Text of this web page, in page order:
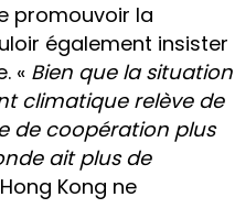
promouvoir la
également insister
« Bien que la situation
climatique relève de
de coopération plus
ait plus de
Kong ne